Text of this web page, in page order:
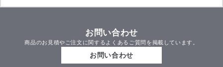
お問い合わせ
商品のお見積やご注文に関するよくあるご質問を掲載しています。
お問い合わせ